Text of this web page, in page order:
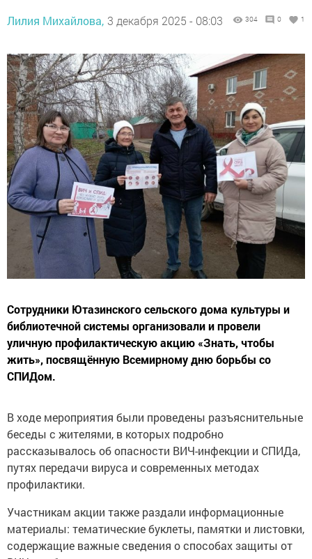
Лилия Михайлова, 3 декабря 2025 - 08:03 304 0 1
Сотрудники Ютазинского сельского дома культуры и
библиотечной системы организовали и провели
уличную профилактическую акцию «Знать, чтобы
жить», посвящённую Всемирному дню борьбы со
СПИДом.
В ходе мероприятия были проведены разъяснительные
беседы с жителями, в которых подробно
рассказывалось об опасности ВИЧ-инфекции и СПИДа,
путях передачи вируса и современных методах
профилактики.
Участникам акции также раздали информационные
материалы: тематические буклеты, памятки и листовки,
содержащие важные сведения о способах защиты от